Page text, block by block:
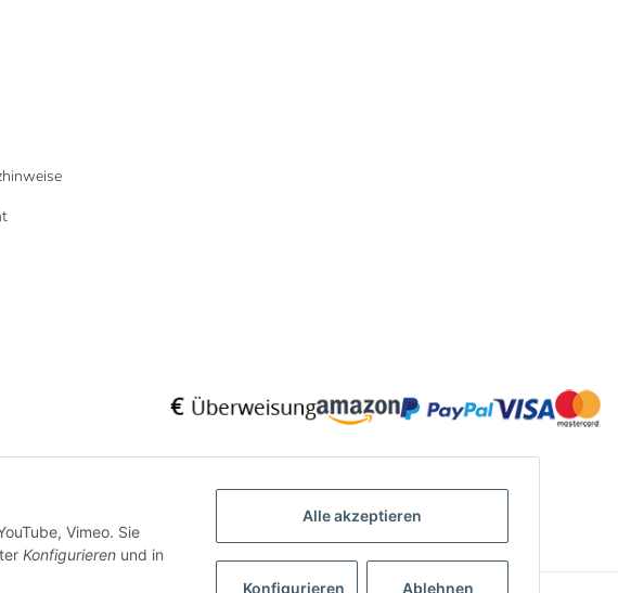
Vimeo. Sie
Konfigurieren und in
Alle akzeptieren
Konfigurieren Ablehnen